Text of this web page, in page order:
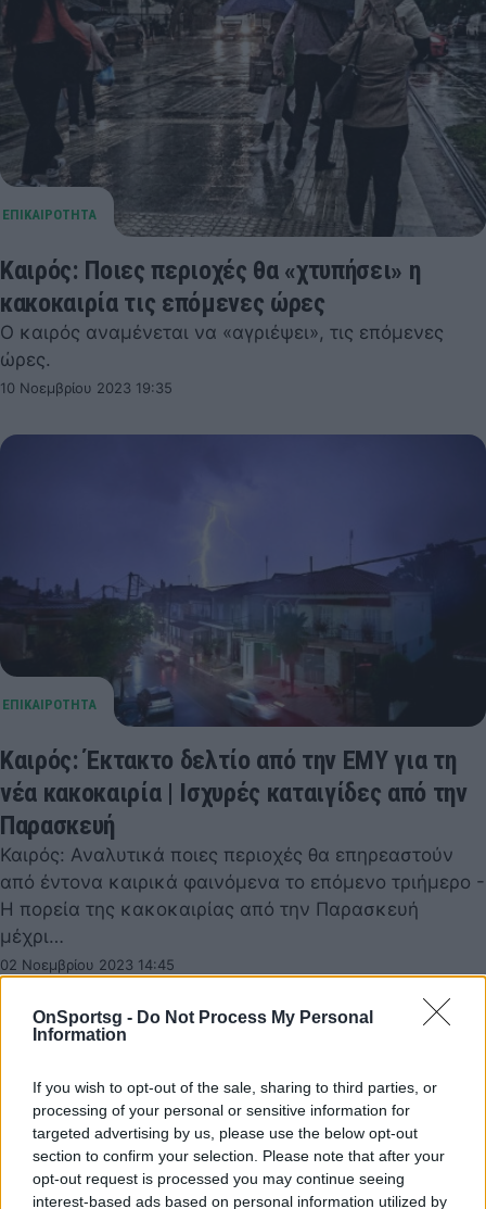
OnSportsg - Do Not Process My Personal
Information
If you wish to opt-out of the sale, sharing to third parties, or
processing of your personal or sensitive information for
targeted advertising by us, please use the below opt-out
section to confirm your selection. Please note that after your
opt-out request is processed you may continue seeing
interest-based ads based on personal information utilized by
Καιρός: Ποιες περιοχές θα «χτυπήσει» η
κακοκαιρία τις επόμενες ώρες
Ο καιρός αναμένεται να «αγριέψει», τις επόμενες
ώρες.
10 Νοεμβρίου 2023 19:35
Καιρός: Έκτακτο δελτίο από την ΕΜΥ για τη
νέα κακοκαιρία | Ισχυρές καταιγίδες από την
Παρασκευή
Καιρός: Αναλυτικά ποιες περιοχές θα επηρεαστούν
από έντονα καιρικά φαινόμενα το επόμενο τριήμερο -
Η πορεία της κακοκαιρίας από την Παρασκευή
μέχρι…
02 Νοεμβρίου 2023 14:45